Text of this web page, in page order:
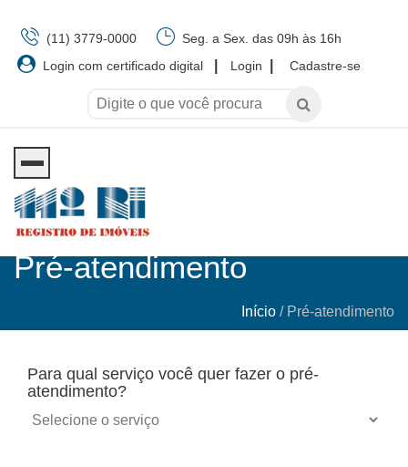
(11) 3779-0000
Seg. a Sex. das 09h às 16h
Login com certificado digital
Login Cadastre-se
Pré-atendimento
Início / Pré-atendimento
Para qual serviço você quer fazer o pré-
atendimento?